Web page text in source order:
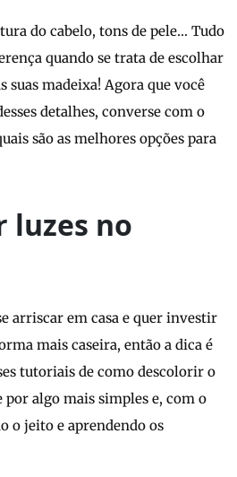
do cabelo, tons de pele… Tudo
quando se trata de escolhar
suas madeixa! Agora que você
detalhes, converse com o
são as melhores opções para
luzes no
arriscar em casa e quer investir
mais caseira, então a dica é
tutoriais de como descolorir o
por algo mais simples e, com o
o jeito e aprendendo os